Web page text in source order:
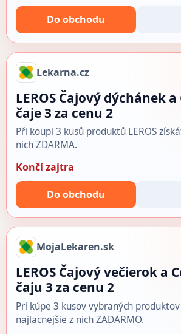
Do obchodu
Lekarna.cz
LEROS Čajový dýchánek
čaje 3 za cenu 2
Při koupi 3 kusů produktů LEROS
nich ZDARMA.
Končí zajtra
Do obchodu
MojaLekaren.sk
LEROS Čajový večierok a
čaju 3 za cenu 2
Pri kúpe 3 kusov vybraných produktov
najlacnejšie z nich ZADARMO.